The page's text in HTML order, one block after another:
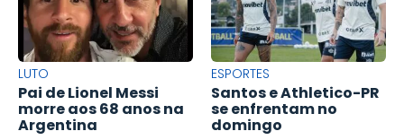
LUTO
Pai de Lionel Messi
morre aos 68 anos na
Argentina
ESPORTES
Santos e Athletico-PR
se enfrentam no
domingo